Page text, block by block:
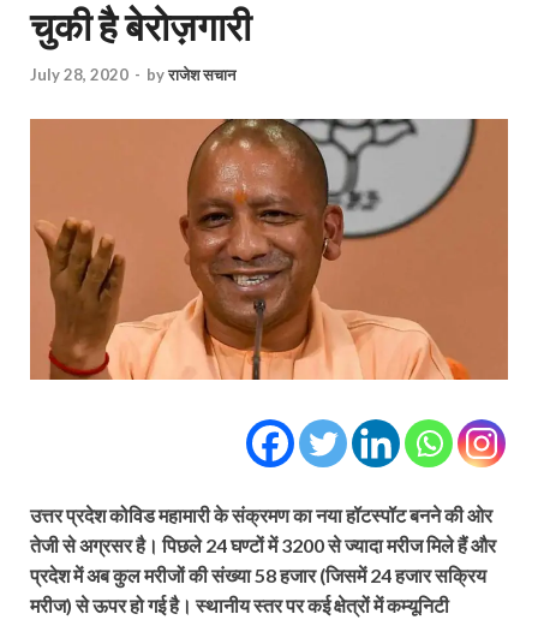
चुकी है बेरोज़गारी
July 28, 2020 - byराजेश सचान
उत्तर प्रदेश कोविड महामारी के संक्रमण का नया हॉटस्पॉट बनने की ओर
तेजी से अग्रसर है। पिछले 24 घण्टों में 3200 से ज्यादा मरीज मिले हैं और
प्रदेश में अब कुल मरीजों की संख्या 58 हजार (जिसमें 24 हजार सक्रिय
मरीज) से ऊपर हो गई है। स्थानीय स्तर पर कई क्षेत्रों में कम्यूनिटी